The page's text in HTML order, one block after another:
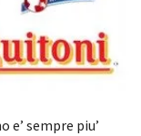
e’ sempre piu’